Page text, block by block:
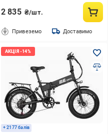
2 835 ₴/шт.
Привеземо Доставимо
+ 2177 балів